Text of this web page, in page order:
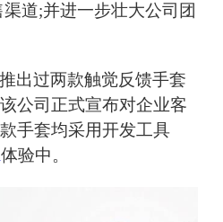
道;并进一步壮大公司团
出过两款触觉反馈手套
公司正式宣布对企业客
手套均采用开发工具
体验中。